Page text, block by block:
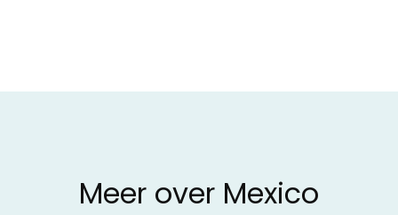
Meer over Mexico